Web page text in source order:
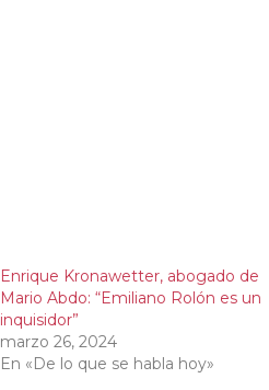
Enrique Kronawetter, abogado de
Mario Abdo: “Emiliano Rolón es un
inquisidor”
marzo 26, 2024
En «De lo que se habla hoy»